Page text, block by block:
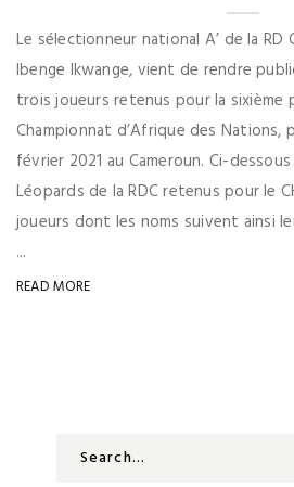
Le sélectionneur national A’ de la RD
Ibenge Ikwange, vient de rendre
trois joueurs retenus pour la sixième
Championnat d’Afrique des Nations,
février 2021 au Cameroun. Ci-
Léopards de la RDC retenus pour le
joueurs dont les noms suivent ainsi
...
READ MORE